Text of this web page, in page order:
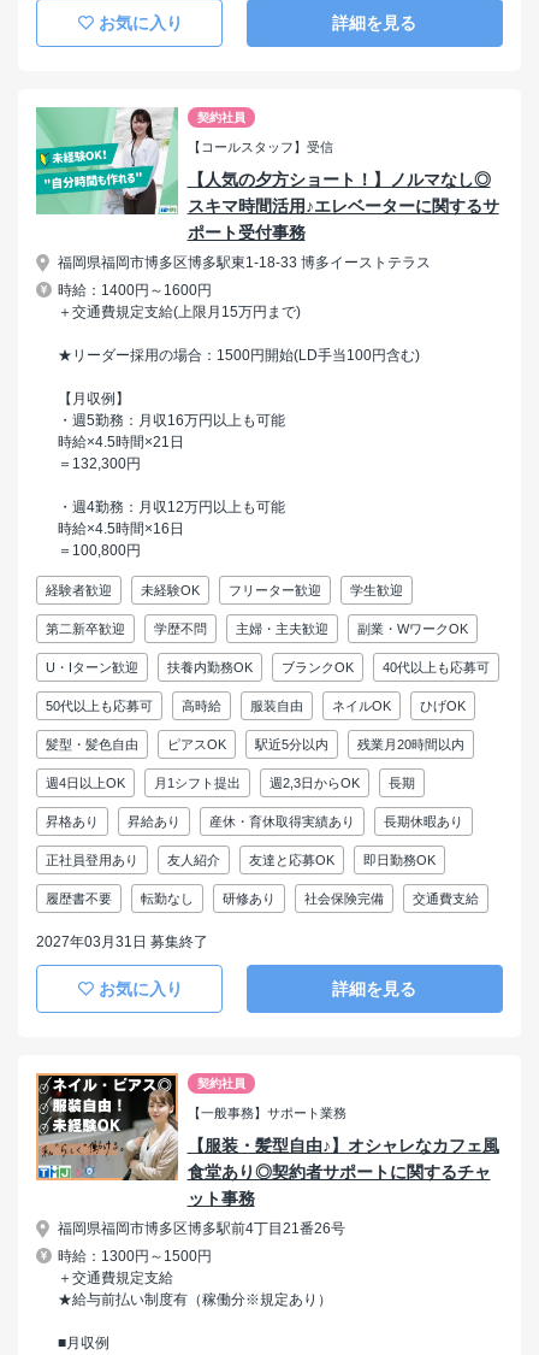
お気に入り 詳細を見る
契約社員
【コールスタッフ】受信
【人気の夕方ショート！】ノルマなし◎
スキマ時間活用♪エレベーターに関するサ
ポート受付事務
福岡県福岡市博多区博多駅東1-18-33 博多イーストテラス
時給：1400円～1600円
＋交通費規定支給(上限月15万円まで)
★リーダー採用の場合：1500円開始(LD手当100円含む)
【月収例】
・週5勤務：月収16万円以上も可能
時給×4.5時間×21日
＝132,300円
・週4勤務：月収12万円以上も可能
時給×4.5時間×16日
＝100,800円
経験者歓迎 未経験OK フリーター歓迎 学生歓迎
第二新卒歓迎 学歴不問 主婦・主夫歓迎 副業・WワークOK
U・Iターン歓迎 扶養内勤務OK ブランクOK 40代以上も応募可
50代以上も応募可 高時給 服装自由 ネイルOK ひげOK
髪型・髪色自由 ピアスOK 駅近5分以内 残業月20時間以内
週4日以上OK 月1シフト提出 週2,3日からOK 長期
昇格あり 昇給あり 産休・育休取得実績あり 長期休暇あり
正社員登用あり 友人紹介 友達と応募OK 即日勤務OK
履歴書不要 転勤なし 研修あり 社会保険完備 交通費支給
2027年03月31日 募集終了
お気に入り 詳細を見る
契約社員
【一般事務】サポート業務
【服装・髪型自由♪】オシャレなカフェ風
食堂あり◎契約者サポートに関するチャ
ット事務
福岡県福岡市博多区博多駅前4丁目21番26号
時給：1300円～1500円
＋交通費規定支給
★給与前払い制度有（稼働分※規定あり）
■月収例